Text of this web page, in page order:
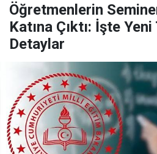
Öğretmenlerin
Katına Çıktı: İşte
Detaylar